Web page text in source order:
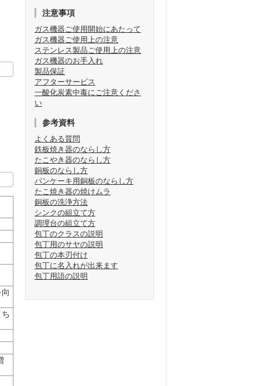
注意事項
ガス機器ご使用開始にあたって
ガス機器ご使用上の注意
ステンレス製品ご使用上の注意
ガス機器のお手入れ
製品保証
アフターサービス
一酸化炭素中毒にご注意くださ
い
参考資料
よくある質問
鉄板焼き器のならし方
たこやき器のならし方
銅板のならし方
パンケーキ用銅板のならし方
たこ焼き器の焼けムラ
銅板の洗浄方法
シンクの組立て方
調理台の組立て方
包丁のクラスの説明
包丁用のサヤの説明
包丁の本刃付け
包丁に名入れが出来ます
包丁用語の説明